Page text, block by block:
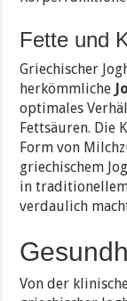
Fette und
Griechischer
herkömmliche
optimales
Fettsäuren. Die
Form von
griechischem
in
verdaulich
Von der